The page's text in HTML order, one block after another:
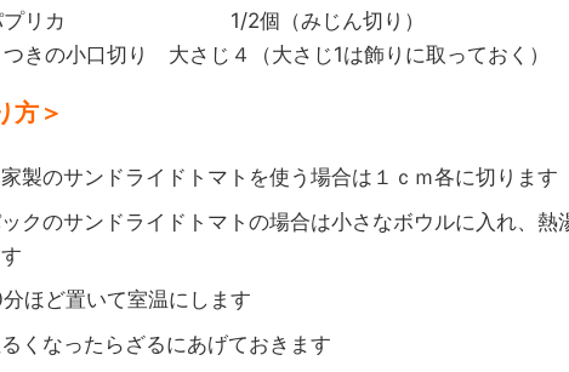
パプリカ 1/2個（みじん切り）
つきの小口切り 大さじ４（大さじ1は飾りに取っておく）
方＞
製のサンドライドトマトを使う場合は１ｃｍ各に切ります
クのサンドライドトマトの場合は小さなボウルに入れ、熱
分ほど置いて室温にします
くなったらざるにあげておきます